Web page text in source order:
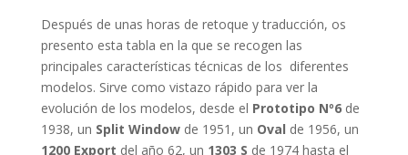
Después de unas horas de retoque y traducción, os
presento esta tabla en la que se recogen las
principales características técnicas de los diferentes
modelos. Sirve como vistazo rápido para ver la
evolución de los modelos, desde el Prototipo Nº6de
1938, un Split Windowde 1951, un Oval de 1956, un
1200 Export del año 62, un 1303 S de 1974 hasta el